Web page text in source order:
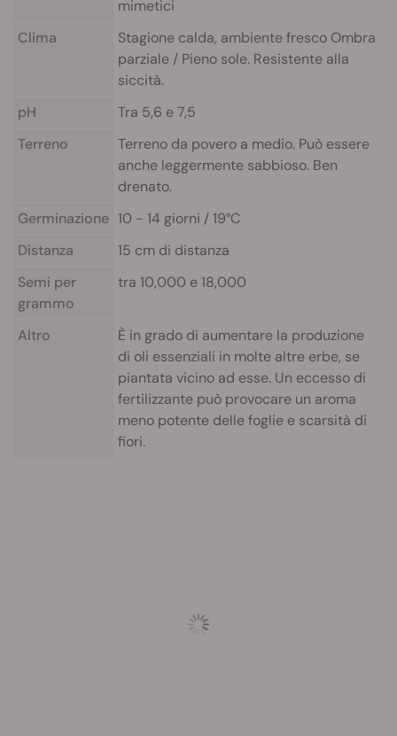
mimetici
Clima
Stagione calda, ambiente fresco Ombra
parziale / Pieno sole. Resistente alla
siccità.
pH
Tra 5,6 e 7,5
Terreno
Terreno da povero a medio. Può essere
anche leggermente sabbioso. Ben
drenato.
Germinazione 10 - 14 giorni / 19°C
Distanza
15 cm di distanza
Semi per
grammo
tra 10,000 e 18,000
Altro
È in grado di aumentare la produzione
di oli essenziali in molte altre erbe, se
piantata vicino ad esse. Un eccesso di
fertilizzante può provocare un aroma
meno potente delle foglie e scarsità di
fiori.